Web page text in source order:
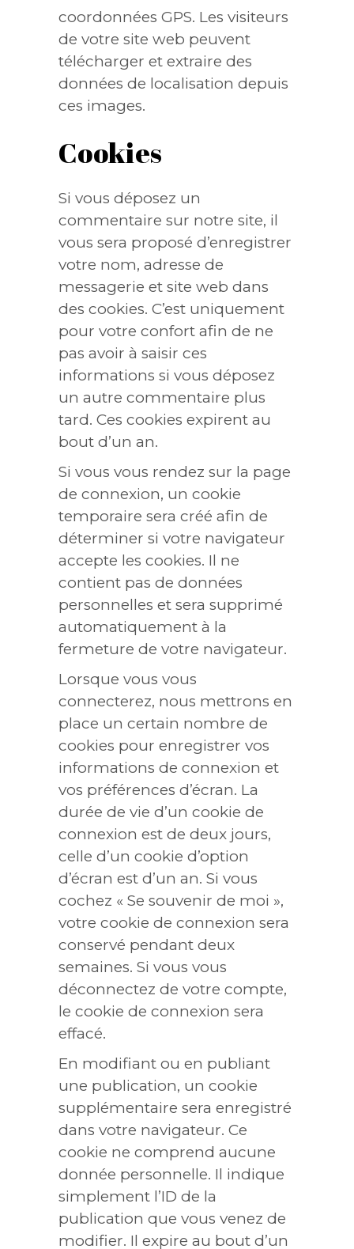
coordonnées GPS. Les visiteurs
de votre site web peuvent
télécharger et extraire des
données de localisation depuis
ces images.
Cookies
Si vous déposez un
commentaire sur notre site, il
vous sera proposé d’enregistrer
votre nom, adresse de
messagerie et site web dans
des cookies. C’est uniquement
pour votre confort afin de ne
pas avoir à saisir ces
informations si vous déposez
un autre commentaire plus
tard. Ces cookies expirent au
bout d’un an.
Si vous vous rendez sur la page
de connexion, un cookie
temporaire sera créé afin de
déterminer si votre navigateur
accepte les cookies. Il ne
contient pas de données
personnelles et sera supprimé
automatiquement à la
fermeture de votre navigateur.
Lorsque vous vous
connecterez, nous mettrons en
place un certain nombre de
cookies pour enregistrer vos
informations de connexion et
vos préférences d’écran. La
durée de vie d’un cookie de
connexion est de deux jours,
celle d’un cookie d’option
d’écran est d’un an. Si vous
cochez « Se souvenir de moi »,
votre cookie de connexion sera
conservé pendant deux
semaines. Si vous vous
déconnectez de votre compte,
le cookie de connexion sera
effacé.
En modifiant ou en publiant
une publication, un cookie
supplémentaire sera enregistré
dans votre navigateur. Ce
cookie ne comprend aucune
donnée personnelle. Il indique
simplement l’ID de la
publication que vous venez de
modifier. Il expire au bout d’un